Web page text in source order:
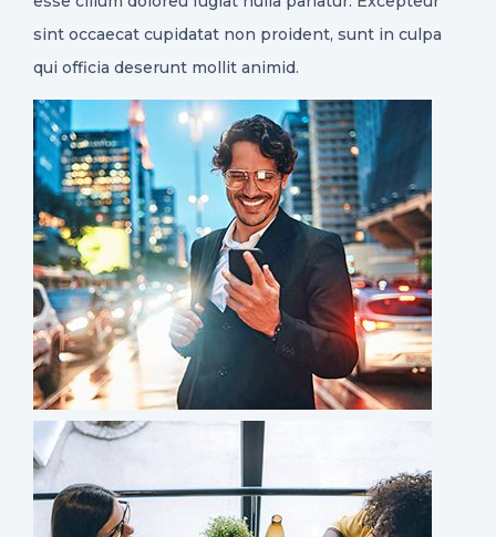
sint occaecat cupidatat non proident, sunt in culpa
qui officia deserunt mollit animid.